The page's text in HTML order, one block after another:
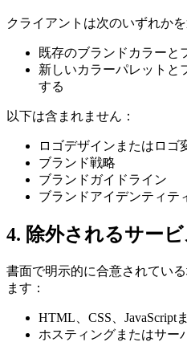
クライアントは次のいずれか
既存のブランドカラーと
新しいカラーパレットと
する
以下は含まれません：
ロゴデザインまたはロゴ
ブランド戦略
ブランドガイドライン
ブランドアイデンティテ
4. 除外されるサービ
書面で明示的に合意されてい
ます：
HTML、CSS、JavaScript
ホスティングまたはサー